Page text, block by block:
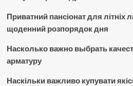
Приватний пансіонат для літніх
щоденний розпорядок дня
Насколько важно выбрать
арматуру
Наскільки важливо купувати